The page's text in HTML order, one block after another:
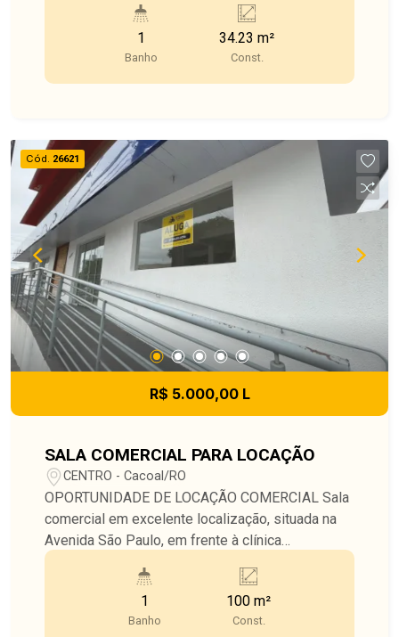
1
Banho
34.23 m²
Const.
Cód. 26621
R$ 5.000,00 L
SALA COMERCIAL PARA LOCAÇÃO
CENTRO - Cacoal/RO
OPORTUNIDADE DE LOCAÇÃO COMERCIAL Sala
comercial em excelente localização, situada na
Avenida São Paulo, em frente à clínica
NovaImagem, e Edifício Tucunaré e próxima ao
Hospital São Paulo. O imóvel conta com: Espaço
para recepção 03 salas já divididas Copa Wc com
acessibilidade Ótima estrutura para clínicas,
1
Banho
100 m²
Const.